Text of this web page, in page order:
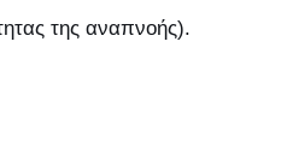
της αναπνοής).